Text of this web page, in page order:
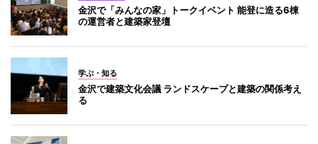
金沢で「みんなの家」トークイベント 能登に造る6棟
の運営者と建築家登壇
学ぶ・知る
金沢で建築文化会議 ランドスケープと建築の関係考え
る